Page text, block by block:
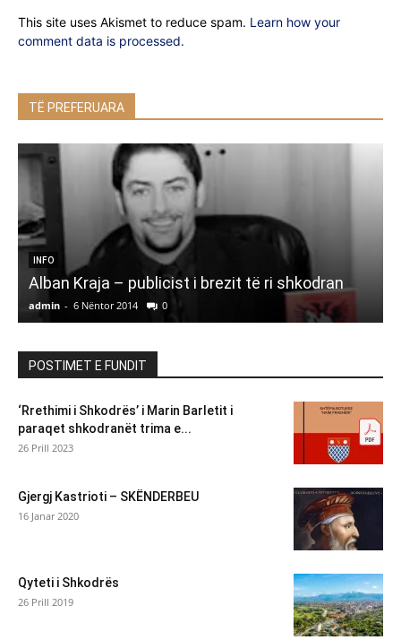
This site uses Akismet to reduce spam. Learn how your
comment data is processed.
TË PREFERUARA
INFO
Alban Kraja – publicist i brezit të ri shkodran
admin - 6 Nëntor 2014 0
POSTIMET E FUNDIT
‘Rrethimi i Shkodrës’ i Marin Barletit i
paraqet shkodranët trima e...
26 Prill 2023
Gjergj Kastrioti – SKËNDERBEU
16 Janar 2020
Qyteti i Shkodrës
26 Prill 2019